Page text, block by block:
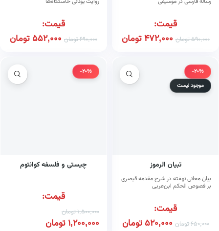
قیمت:
590,000تومان 472,000تومان
قیمت:
690,000تومان 552,000 تومان
-20%
موجود نیست
تبیان الرموز
بیان معانی نهفته در شرح مقدمه قیصری
بر فصوص الحکم ابن‌عربی
قیمت:
650,000تومان 520,000 تومان
-20%
چیستی و فلسفه کوانتوم
قیمت:
1,500,000تومان
1,200,000تومان